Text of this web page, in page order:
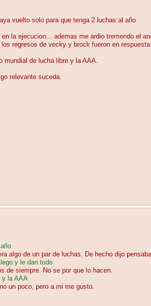
vuelto solo para que tenga 2 luchas al año
la ejecucion... ademas me ardio tremendo el
regresos de vecky y brock fueron en
mundial de lucha libre y la AAA.
relevante suceda.
algo de un par de luchas. De hecho dijo
y le dan todo
de siempre. No se por que lo hacen.
y la AAA
un poco, pero a mi me gusto.